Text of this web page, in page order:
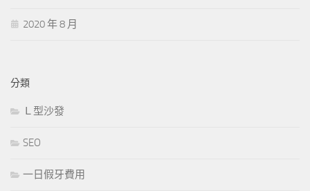
2020 年 8 月
分類
Ｌ型沙發
SEO
一日假牙費用